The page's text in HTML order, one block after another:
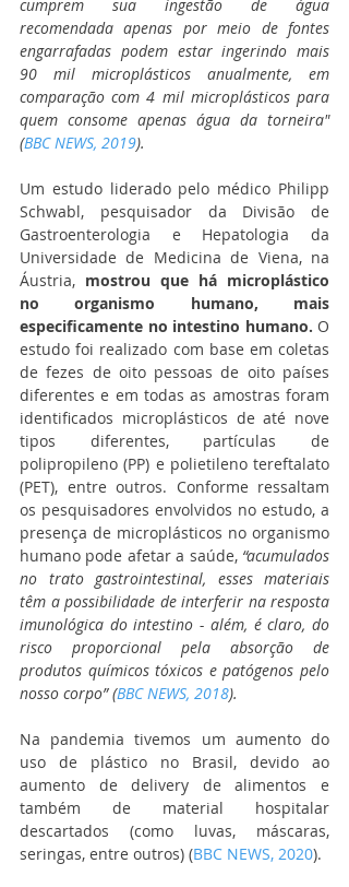
cumprem sua ingestão de água
recomendada apenas por meio de fontes
engarrafadas podem estar ingerindo mais
90 mil microplásticos anualmente, em
comparação com 4 mil microplásticos para
quem consome apenas água da torneira"
(BBC NEWS, 2019).
Um estudo liderado pelo médico Philipp
Schwabl, pesquisador da Divisão de
Gastroenterologia e Hepatologia da
Universidade de Medicina de Viena, na
Áustria, mostrou que há microplástico
no organismo humano, mais
especificamente no intestino humano. O
estudo foi realizado com base em coletas
de fezes de oito pessoas de oito países
diferentes e em todas as amostras foram
identificados microplásticos de até nove
tipos diferentes, partículas de
polipropileno (PP) e polietileno tereftalato
(PET), entre outros. Conforme ressaltam
os pesquisadores envolvidos no estudo, a
presença de microplásticos no organismo
humano pode afetar a saúde, “acumulados
no trato gastrointestinal, esses materiais
têm a possibilidade de interferir na resposta
imunológica do intestino - além, é claro, do
risco proporcional pela absorção de
produtos químicos tóxicos e patógenos pelo
nosso corpo” (BBC NEWS, 2018).
Na pandemia tivemos um aumento do
uso de plástico no Brasil, devido ao
aumento de delivery de alimentos e
também de material hospitalar
descartados (como luvas, máscaras,
seringas, entre outros) (BBC NEWS, 2020).